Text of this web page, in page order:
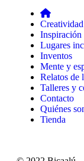
Creatividad
Inspiración
Lugares
Inventos
Mente y
Relatos de
Talleres y
Contacto
Quiénes
Tienda